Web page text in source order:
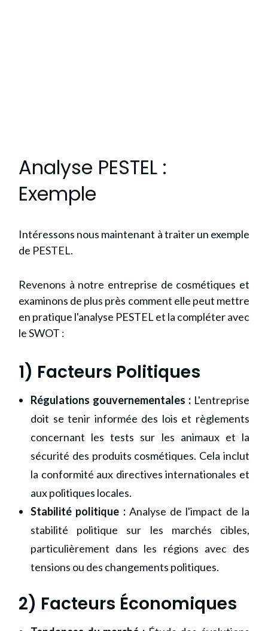
Analyse PESTEL :
Exemple
Intéressons nous maintenant à traiter un exemple
de PESTEL.
Revenons à notre entreprise de cosmétiques et
examinons de plus près comment elle peut mettre
en pratique l'analyse PESTEL et la compléter avec
le SWOT :
1) Facteurs Politiques
Régulations gouvernementales : L'entreprise
doit se tenir informée des lois et règlements
concernant les tests sur les animaux et la
sécurité des produits cosmétiques. Cela inclut
la conformité aux directives internationales et
aux politiques locales.
Stabilité politique :Analyse de l'impact de la
stabilité politique sur les marchés cibles,
particulièrement dans les régions avec des
tensions ou des changements politiques.
2) Facteurs Économiques